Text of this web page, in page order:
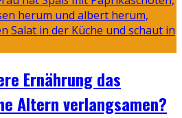
Ernährung das
Altern verlangsamen?